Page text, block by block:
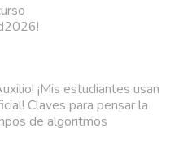
¡Mis estudiantes usan
Claves para pensar la
de algoritmos